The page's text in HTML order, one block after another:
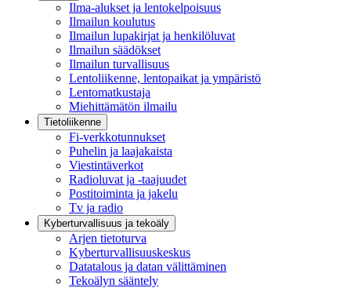
Ilma-alukset ja lentokelpoisuus
Ilmailun koulutus
Ilmailun lupakirjat ja henkilöluvat
Ilmailun säädökset
Ilmailun turvallisuus
Lentoliikenne, lentopaikat ja ympäristö
Lentomatkustaja
Miehittämätön ilmailu
Tietoliikenne
Fi-verkkotunnukset
Puhelin ja laajakaista
Viestintäverkot
Radioluvat ja -taajuudet
Postitoiminta ja jakelu
Tv ja radio
Kyberturvallisuus ja tekoäly
Arjen tietoturva
Kyberturvallisuuskeskus
Datatalous ja datan välittäminen
Tekoälyn sääntely